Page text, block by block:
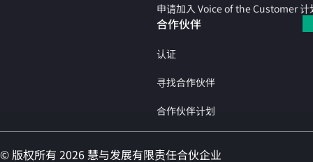
申请加入 Voice of the Customer 计
合作伙伴
认证
寻找合作伙伴
合作伙伴计划
© 版权所有 2026 慧与发展有限责任合伙企业